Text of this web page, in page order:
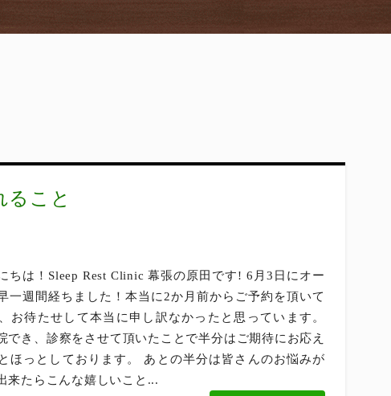
ること
ちは！Sleep Rest Clinic 幕張の原田です! 6月3日にオー
一週間経ちました！本当に2か月前からご予約を頂いて
お待たせして本当に申し訳なかったと思っています。
でき、診察をさせて頂いたことで半分はご期待にお応え
ほっとしております。 あとの半分は皆さんのお悩みが
来たらこんな嬉しいこと...